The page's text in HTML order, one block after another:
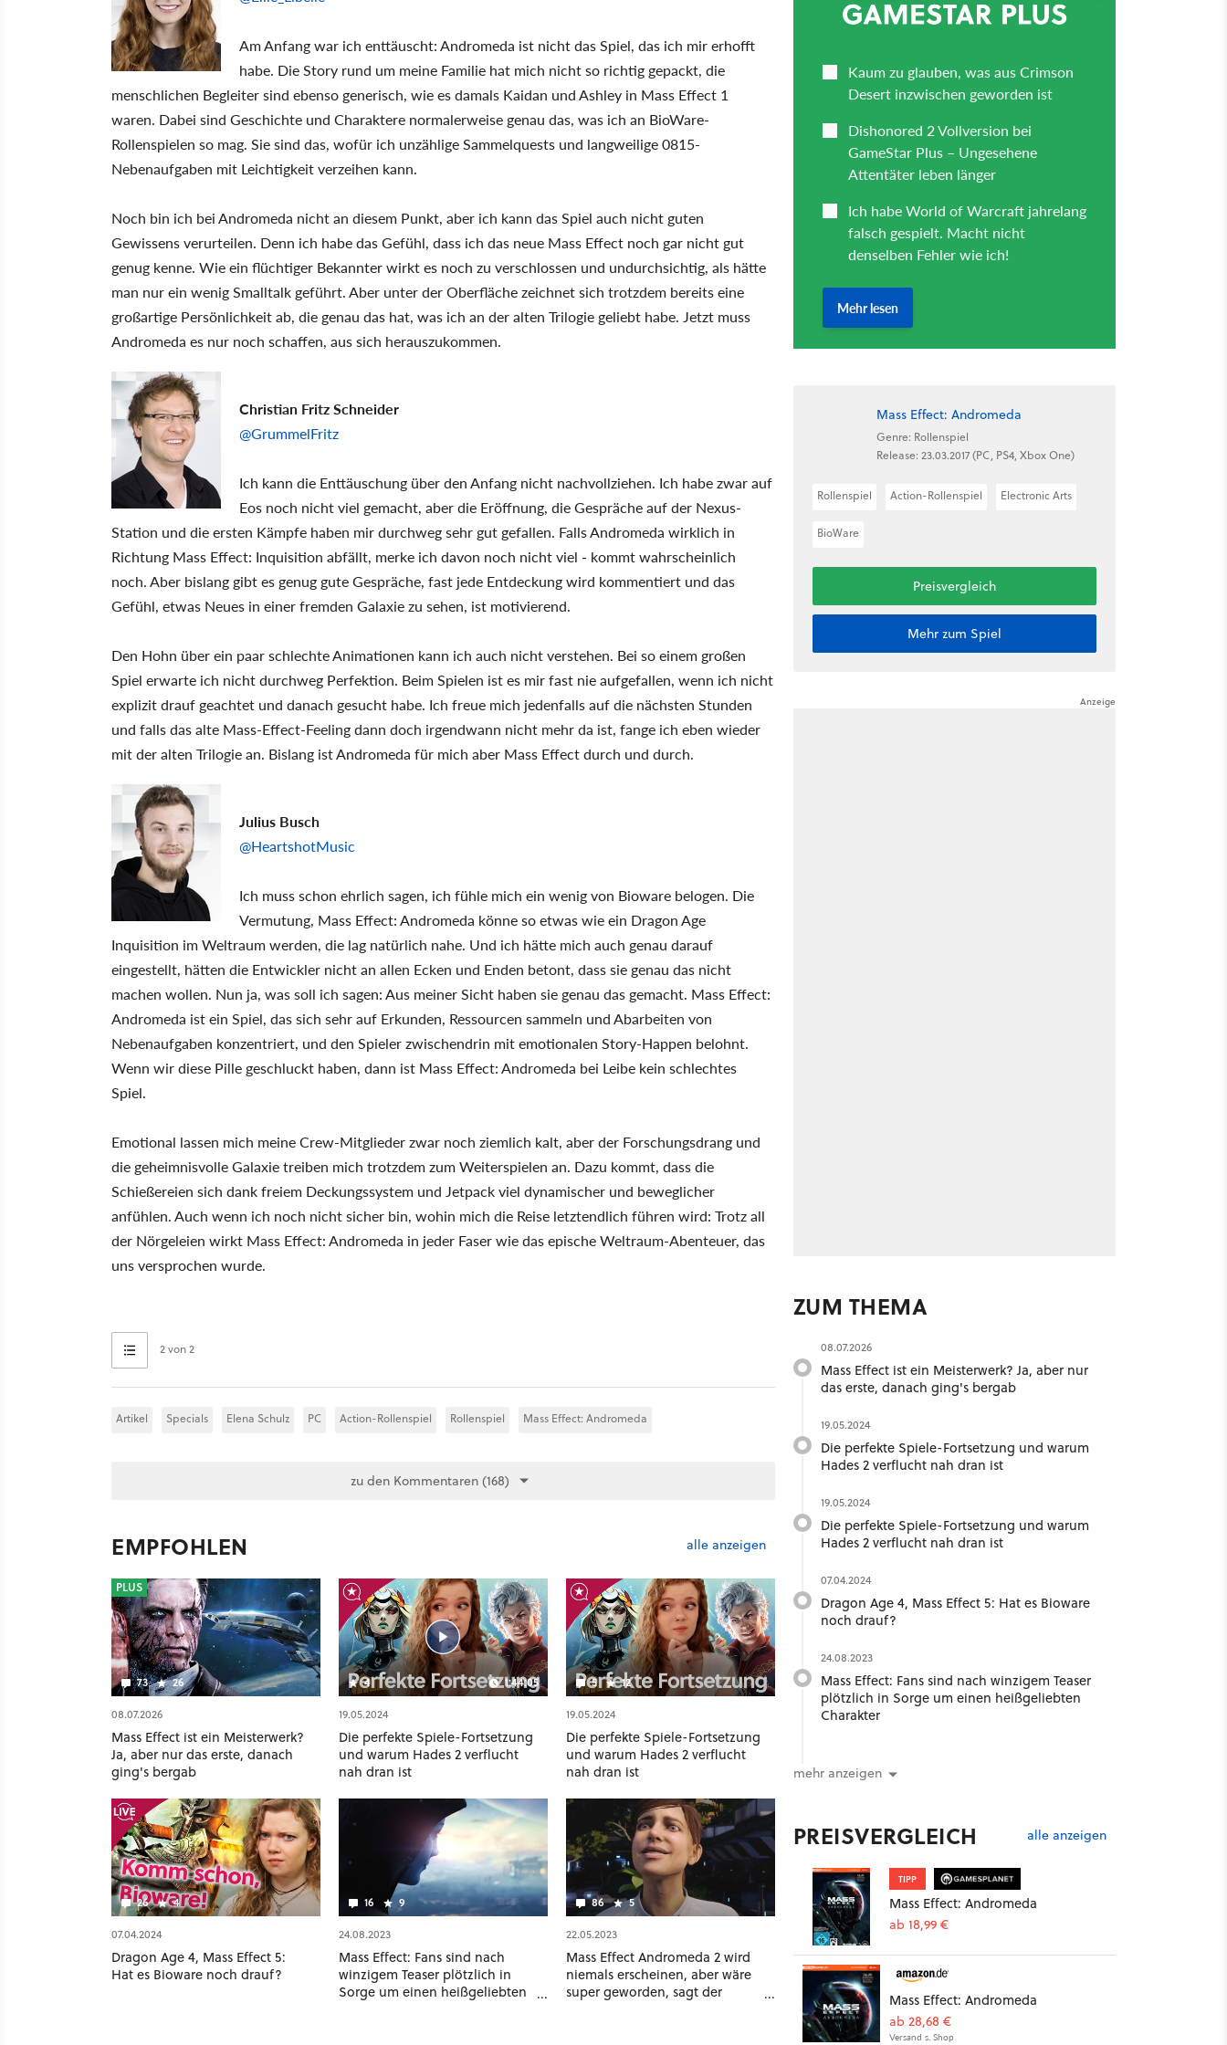
Am Anfang war ich enttäuscht: Andromeda ist nicht das Spiel, das ich mir erhofft
habe. Die Story rund um meine Familie hat mich nicht so richtig gepackt, die
menschlichen Begleiter sind ebenso generisch, wie es damals Kaidan und Ashley in Mass Effect 1
waren. Dabei sind Geschichte und Charaktere normalerweise genau das, was ich an BioWare-
Rollenspielen so mag. Sie sind das, wofür ich unzählige Sammelquests und langweilige 0815-
Nebenaufgaben mit Leichtigkeit verzeihen kann.
Noch bin ich bei Andromeda nicht an diesem Punkt, aber ich kann das Spiel auch nicht guten
Gewissens verurteilen. Denn ich habe das Gefühl, dass ich das neue Mass Effect noch gar nicht gut
genug kenne. Wie ein flüchtiger Bekannter wirkt es noch zu verschlossen und undurchsichtig, als hätte
man nur ein wenig Smalltalk geführt. Aber unter der Oberfläche zeichnet sich trotzdem bereits eine
großartige Persönlichkeit ab, die genau das hat, was ich an der alten Trilogie geliebt habe. Jetzt muss
Andromeda es nur noch schaffen, aus sich herauszukommen.
Christian Fritz Schneider
@GrummelFritz
Ich kann die Enttäuschung über den Anfang nicht nachvollziehen. Ich habe zwar auf
Eos noch nicht viel gemacht, aber die Eröffnung, die Gespräche auf der Nexus-
Station und die ersten Kämpfe haben mir durchweg sehr gut gefallen. Falls Andromeda wirklich in
Richtung Mass Effect: Inquisition abfällt, merke ich davon noch nicht viel - kommt wahrscheinlich
noch. Aber bislang gibt es genug gute Gespräche, fast jede Entdeckung wird kommentiert und das
Gefühl, etwas Neues in einer fremden Galaxie zu sehen, ist motivierend.
Den Hohn über ein paar schlechte Animationen kann ich auch nicht verstehen. Bei so einem großen
Spiel erwarte ich nicht durchweg Perfektion. Beim Spielen ist es mir fast nie aufgefallen, wenn ich nicht
explizit drauf geachtet und danach gesucht habe. Ich freue mich jedenfalls auf die nächsten Stunden
und falls das alte Mass-Effect-Feeling dann doch irgendwann nicht mehr da ist, fange ich eben wieder
mit der alten Trilogie an. Bislang ist Andromeda für mich aber Mass Effect durch und durch.
Julius Busch
@HeartshotMusic
Ich muss schon ehrlich sagen, ich fühle mich ein wenig von Bioware belogen. Die
Vermutung, Mass Effect: Andromeda könne so etwas wie ein Dragon Age
Inquisition im Weltraum werden, die lag natürlich nahe. Und ich hätte mich auch genau darauf
eingestellt, hätten die Entwickler nicht an allen Ecken und Enden betont, dass sie genau das nicht
machen wollen. Nun ja, was soll ich sagen: Aus meiner Sicht haben sie genau das gemacht. Mass Effect:
Andromeda ist ein Spiel, das sich sehr auf Erkunden, Ressourcen sammeln und Abarbeiten von
Nebenaufgaben konzentriert, und den Spieler zwischendrin mit emotionalen Story-Happen belohnt.
Wenn wir diese Pille geschluckt haben, dann ist Mass Effect: Andromeda bei Leibe kein schlechtes
Spiel.
Emotional lassen mich meine Crew-Mitglieder zwar noch ziemlich kalt, aber der Forschungsdrang und
die geheimnisvolle Galaxie treiben mich trotzdem zum Weiterspielen an. Dazu kommt, dass die
Schießereien sich dank freiem Deckungssystem und Jetpack viel dynamischer und beweglicher
anfühlen. Auch wenn ich noch nicht sicher bin, wohin mich die Reise letztendlich führen wird: Trotz all
der Nörgeleien wirkt Mass Effect: Andromeda in jeder Faser wie das epische Weltraum-Abenteuer, das
uns versprochen wurde.
2 von 2
Artikel Specials Elena Schulz PC Action-Rollenspiel Rollenspiel Mass Effect: Andromeda
zu den Kommentaren (168)
EMPFOHLEN alle anzeigen
73 26
PLUS
08.07.2026
Mass Effect ist ein Meisterwerk?
Ja, aber nur das erste, danach
ging's bergab
4 1:44:05
19.05.2024
Die perfekte Spiele-Fortsetzung
und warum Hades 2 verflucht
nah dran ist
5 12
19.05.2024
Die perfekte Spiele-Fortsetzung
und warum Hades 2 verflucht
nah dran ist
26 4
07.04.2024
Dragon Age 4, Mass Effect 5:
Hat es Bioware noch drauf?
16 9
24.08.2023
Mass Effect: Fans sind nach
winzigem Teaser plötzlich in
Sorge um einen heißgeliebten
86 5
22.05.2023
Mass Effect Andromeda 2 wird
niemals erscheinen, aber wäre
super geworden, sagt der
Mass Effect: Andromeda
Genre: Rollenspiel
Release: 23.03.2017 (PC, PS4, Xbox One)
Rollenspiel Action-Rollenspiel Electronic Arts
BioWare
Preisvergleich
Mehr zum Spiel
ZUM THEMA
08.07.2026
Mass Effect ist ein Meisterwerk? Ja, aber nur
das erste, danach ging's bergab
19.05.2024
Die perfekte Spiele-Fortsetzung und warum
Hades 2 verflucht nah dran ist
19.05.2024
Die perfekte Spiele-Fortsetzung und warum
Hades 2 verflucht nah dran ist
07.04.2024
Dragon Age 4, Mass Effect 5: Hat es Bioware
noch drauf?
24.08.2023
Mass Effect: Fans sind nach winzigem Teaser
plötzlich in Sorge um einen heißgeliebten
Charakter
mehr anzeigen
PREISVERGLEICH alle anzeigen
TIPP
Mass Effect: Andromeda
ab 18,99 €
Mass Effect: Andromeda
ab 28,68 €
Versand s. Shop